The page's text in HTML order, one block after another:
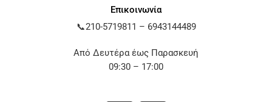
Επικοινωνία
📞210-5719811 – 6943144489
Από Δευτέρα έως Παρασκευή
09:30 – 17:00